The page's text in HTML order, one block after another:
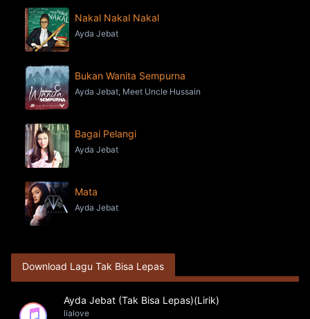
Nakal Nakal Nakal
Ayda Jebat
Bukan Wanita Sempurna
Ayda Jebat, Meet Uncle Hussain
Bagai Pelangi
Ayda Jebat
Mata
Ayda Jebat
Download Lagu Tak Bisa Lepas
Ayda Jebat (Tak Bisa Lepas)(Lirik)
lialove